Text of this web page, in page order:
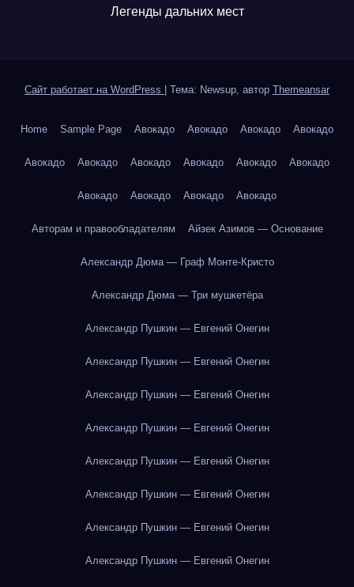
Легенды дальних мест
Сайт работает на WordPress Тема: Newsup, автор Themeansar
Home Sample Page Авокадо Авокадо Авокадо Авокадо
Авокадо Авокадо Авокадо Авокадо Авокадо Авокадо
Авокадо Авокадо Авокадо Авокадо
Авторам и правообладателям Айзек Азимов — Основание
Александр Дюма — Граф Монте-Кристо
Александр Дюма — Три мушкетёра
Александр Пушкин — Евгений Онегин
Александр Пушкин — Евгений Онегин
Александр Пушкин — Евгений Онегин
Александр Пушкин — Евгений Онегин
Александр Пушкин — Евгений Онегин
Александр Пушкин — Евгений Онегин
Александр Пушкин — Евгений Онегин
Александр Пушкин — Евгений Онегин